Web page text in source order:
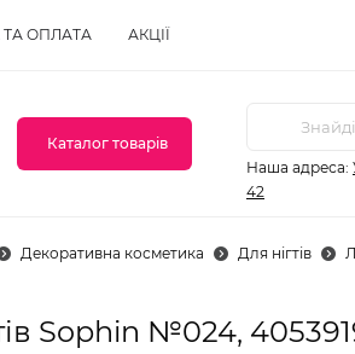
ОПЛАТА АКЦІЇ
Каталог товарів
Наша адреса:
42
Декоративна косметика Для нігтів
Sophin №024,